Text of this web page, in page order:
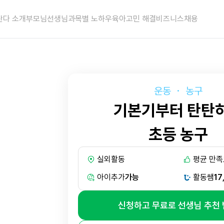
다 소개부모님선생님과목별 노하우육아고민 해결비즈니스채용
운동・ 농구
기본기부터 탄탄
초등 농구
실외활동
평균 만
아이추가가능 활동쌤
신청하고 무료로 선생님 추천